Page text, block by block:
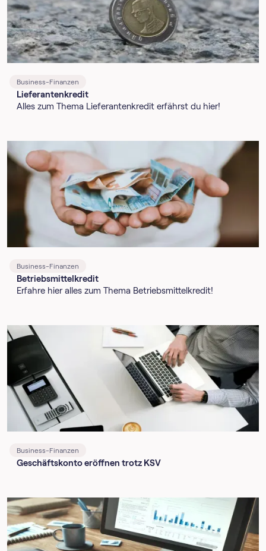
Business-Finanzen
Lieferantenkredit
Alles zum Thema Lieferantenkredit erfährst du hier!
Business-Finanzen
Betriebsmittelkredit
Erfahre hier alles zum Thema Betriebsmittelkredit!
Business-Finanzen
Geschäftskonto eröffnen trotz KSV